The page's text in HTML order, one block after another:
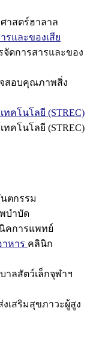
าสตร์ฮาลาล
รและของเสีย
จัดการสารและของ
สอบคุณภาพสิ่ง
คโนโลยี (STREC)
คโนโลยี (STREC)
ตกรรม
บำบัด
คการแพทย์
หาร คลินิก
าลสัตว์เล็กจุฬาฯ
งเสริมสุขภาวะผู้สูง